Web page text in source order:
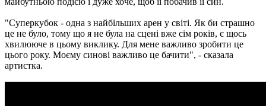
"Суперкубок - одна з найбільших арен у світі. Як би страшно
це не було, тому що я не була на сцені вже сім років, є щось
хвилююче в цьому виклику. Для мене важливо зробити це
цього року. Моєму синові важливо це бачити", - сказала
артистка.